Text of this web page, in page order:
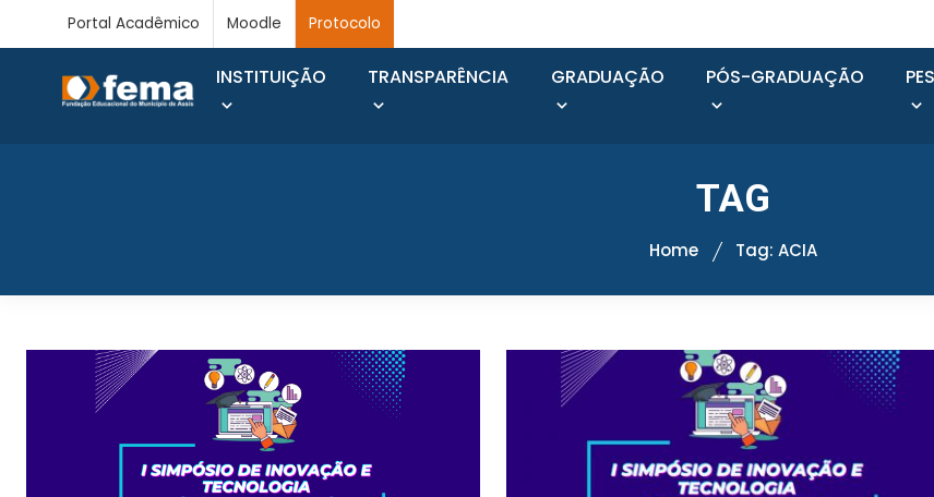
Portal Acadêmico Moodle Protocolo
INSTITUIÇÃO TRANSPARÊNCIA GRADUAÇÃO PÓS-GRADUAÇÃO
TAG
Home Tag: ACIA